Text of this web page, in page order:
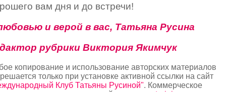
вам дня и до встречи!
и верой в вас, Татьяна Русина
рубрики Виктория Якимчук
копирование и использование авторских материалов
только при установке активной ссылки на сайт
Клуб Татьяны Русиной". Коммерческое